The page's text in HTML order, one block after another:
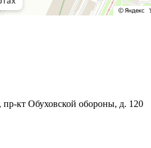
пр-кт Обуховской обороны, д. 120